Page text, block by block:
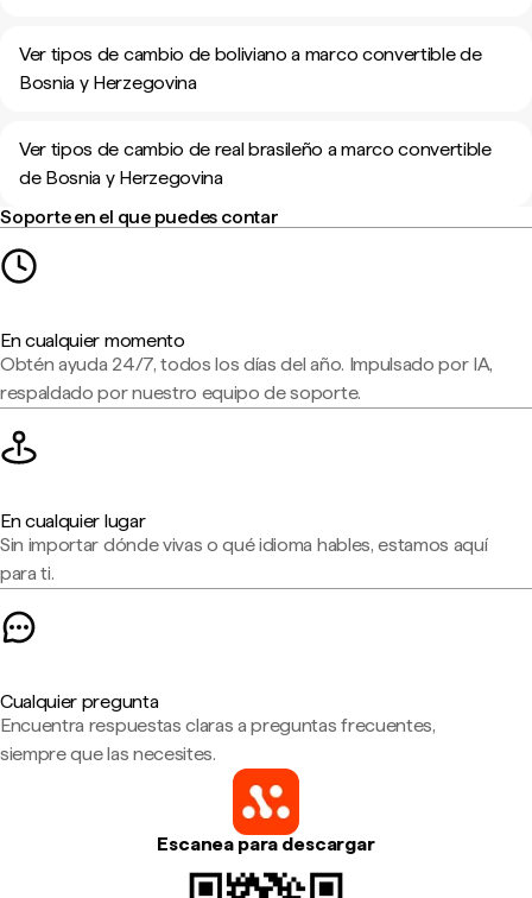
Ver tipos de cambio de boliviano a marco convertible de
Bosnia y Herzegovina
Ver tipos de cambio de real brasileño a marco convertible
de Bosnia y Herzegovina
Soporte en el que puedes contar
En cualquier momento
Obtén ayuda 24/7, todos los días del año. Impulsado por IA,
respaldado por nuestro equipo de soporte.
En cualquier lugar
Sin importar dónde vivas o qué idioma hables, estamos aquí
para ti.
Cualquier pregunta
Encuentra respuestas claras a preguntas frecuentes,
siempre que las necesites.
Escanea para descargar